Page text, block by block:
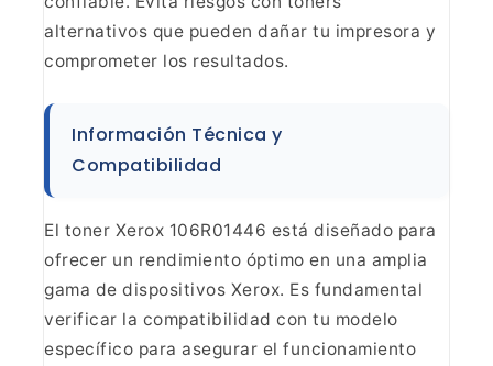
alternativos que pueden dañar tu impresora y
comprometer los resultados.
Información Técnica y
Compatibilidad
El toner Xerox 106R01446 está diseñado para
ofrecer un rendimiento óptimo en una amplia
gama de dispositivos Xerox. Es fundamental
verificar la compatibilidad con tu modelo
específico para asegurar el funcionamiento